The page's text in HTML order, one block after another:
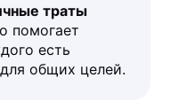
траты
помогает
есть
общих целей.